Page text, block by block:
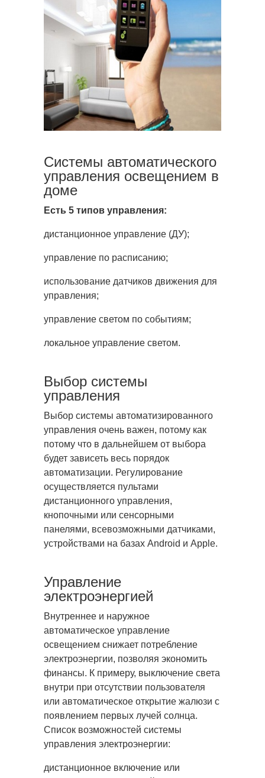
Системы автоматического
управления освещением в
доме
Есть 5 типов управления:
дистанционное управление (ДУ);
управление по расписанию;
использование датчиков движения для
управления;
управление светом по событиям;
локальное управление светом.
Выбор системы
управления
Выбор системы автоматизированного
управления очень важен, потому как
потому что в дальнейшем от выбора
будет зависеть весь порядок
автоматизации. Регулирование
осуществляется пультами
дистанционного управления,
кнопочными или сенсорными
панелями, всевозможными датчиками,
устройствами на базах Android и Apple.
Управление
электроэнергией
Внутреннее и наружное
автоматическое управление
освещением снижает потребление
электроэнергии, позволяя экономить
финансы. К примеру, выключение света
внутри при отсутствии пользователя
или автоматическое открытие жалюзи с
появлением первых лучей солнца.
Список возможностей системы
управления электроэнергии:
дистанционное включение или